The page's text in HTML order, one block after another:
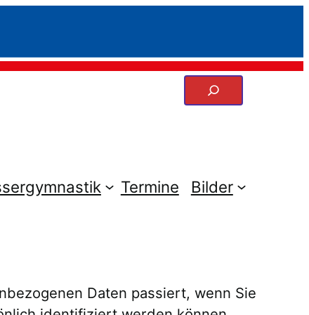
Termine Bilder
Daten passiert, wenn Sie